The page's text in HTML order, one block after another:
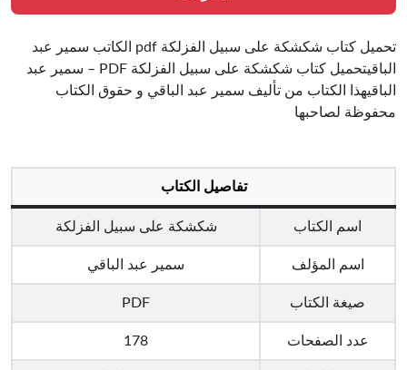
تحميل كتاب شكشكة على سبيل الفزلكة pdf الكاتب سمير عبد
الباقيتحميل كتاب شكشكة على سبيل الفزلكة PDF – سمير عبد
الباقيهذا الكتاب من تأليف سمير عبد الباقي و حقوق الكتاب
محفوظة لصاحبها
تفاصيل الكتاب
اسم الكتاب شكشكة على سبيل الفزلكة
اسم المؤلف سمير عبد الباقي
صيغة الكتاب PDF
عدد الصفحات 178